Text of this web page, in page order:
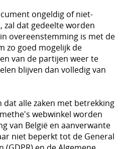
ongeldig of niet-
dat gedeelte worden
overeenstemming is met de
zo goed mogelijk de
van de partijen weer te
blijven dan volledig van
alle zaken met betrekking
webwinkel worden
van België en aanverwante
niet beperkt tot de General